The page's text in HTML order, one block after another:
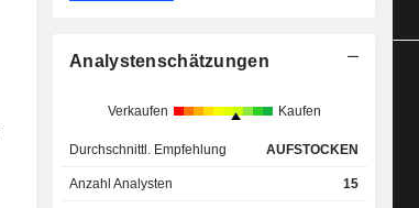
Analystenschätzungen
Verkaufen Kaufen
Durchschnittl. Empfehlung AUFSTOCKEN
Anzahl Analysten 15